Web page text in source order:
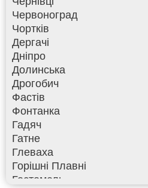
Червоноград
Чортків
Дергачі
Дніпро
Долинська
Дрогобич
Фастів
Фонтанка
Гадяч
Гатне
Глеваха
Горішні Плавні
Гостомель